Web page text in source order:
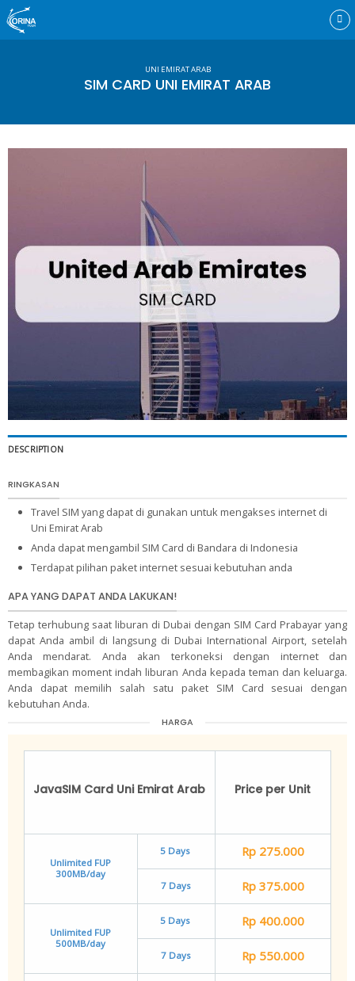
Skip
to
content
UNI EMIRAT ARAB
SIM CARD UNI EMIRAT ARAB
DESCRIPTION
RINGKASAN
Travel SIM yang dapat di gunakan untuk mengakses internet di
Uni Emirat Arab
Anda dapat mengambil SIM Card di Bandara di Indonesia
Terdapat pilihan paket internet sesuai kebutuhan anda
APA YANG DAPAT ANDA LAKUKAN!
Tetap terhubung saat liburan di Dubai dengan SIM Card Prabayar yang
dapat Anda ambil di langsung di Dubai International Airport, setelah
Anda mendarat. Anda akan terkoneksi dengan internet dan
membagikan moment indah liburan Anda kepada teman dan keluarga.
Anda dapat memilih salah satu paket SIM Card sesuai dengan
kebutuhan Anda.
HARGA
JavaSIM Card Uni Emirat Arab Price per Unit
Unlimited FUP
300MB/day
5 Days Rp 275.000
7 Days Rp 375.000
Unlimited FUP
500MB/day
5 Days Rp 400.000
7 Days Rp 550.000